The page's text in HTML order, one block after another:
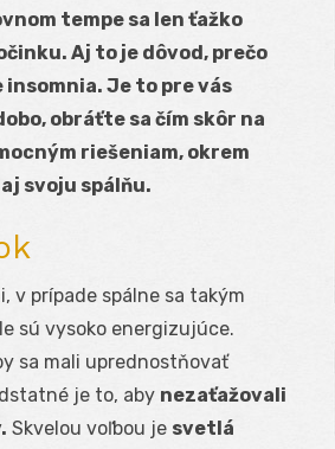
tempe sa len ťažko
Aj to je dôvod, prečo
Je to pre vás
obráťte sa čím skôr na
riešeniam, okrem
svoju spálňu.
v prípade spálne sa takým
sú vysoko energizujúce.
sa mali uprednostňovať
je to, aby nezaťažovali
Skvelou voľbou je svetlá